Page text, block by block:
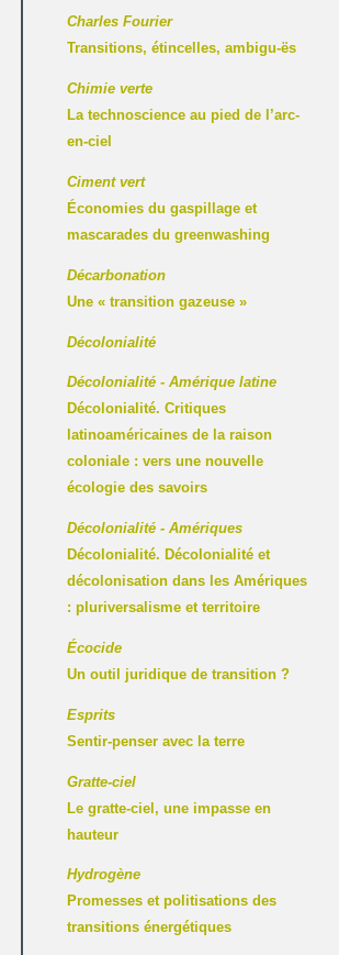
Charles Fourier
Transitions, étincelles, ambigu-ës
Chimie verte
La technoscience au pied de l’arc-
en-ciel
Ciment vert
Économies du gaspillage et
mascarades du greenwashing
Décarbonation
Une « transition gazeuse »
Décolonialité
Décolonialité - Amérique latine
Décolonialité. Critiques
latinoaméricaines de la raison
coloniale : vers une nouvelle
écologie des savoirs
Décolonialité - Amériques
Décolonialité. Décolonialité et
décolonisation dans les Amériques
: pluriversalisme et territoire
Écocide
Un outil juridique de transition ?
Esprits
Sentir-penser avec la terre
Gratte-ciel
Le gratte-ciel, une impasse en
hauteur
Hydrogène
Promesses et politisations des
transitions énergétiques